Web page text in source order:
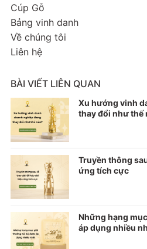
Cúp Gỗ
Bảng vinh danh
Về chúng tôi
Liên hệ
BÀI VIẾT LIÊN QUAN
Xu hướng vinh
thay đổi như thế
Truyền thông
ứng tích cực
Những hạng
áp dụng nhiều